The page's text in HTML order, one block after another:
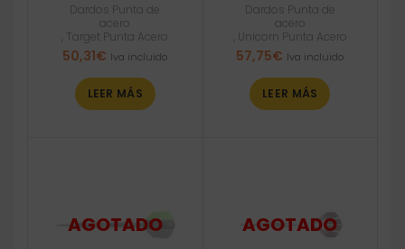
Dardos Punta de
acero
Target Punta Acero
50,31€ Iva incluido
LEER MÁS
Dardos Punta de
acero
Unicorn Punta Acero
57,75€ Iva incluido
LEER MÁS